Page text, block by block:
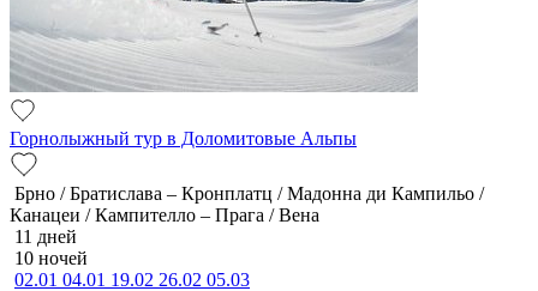
Горнолыжный тур в Доломитовые Альпы
Брно / Братислава – Кронплатц / Мадонна ди Кампильо /
Канацеи / Кампителло – Прага / Вена
11 дней
10 ночей
02.01 04.01 19.02 26.02 05.03